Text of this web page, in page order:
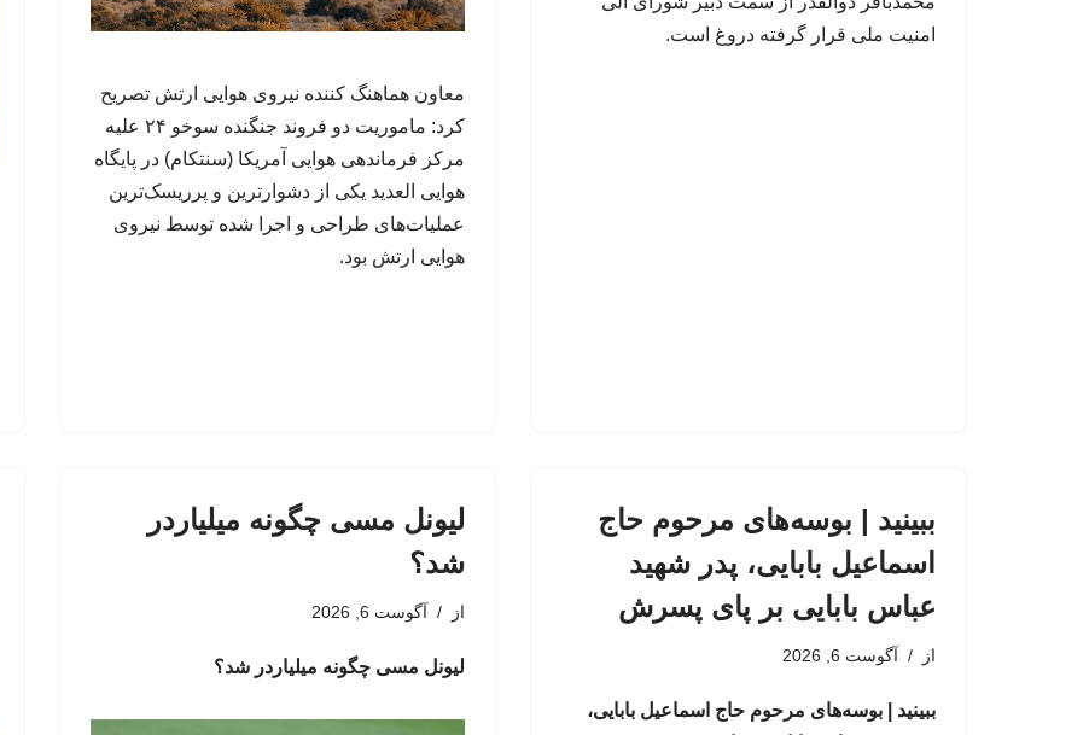
امنیت ملی قرار گرفته دروغ است.
معاون هماهنگ کننده نیروی هوایی ارتش تصریح
کرد: ماموریت دو فروند جنگنده سوخو ۲۴ علیه
مرکز فرماندهی هوایی آمریکا (سنتکام) در پایگاه
هوایی العدید یکی از دشوارترین و پرریسک‌ترین
عملیات‌های طراحی و اجرا شده توسط نیروی
هوایی ارتش بود.
ببینید | بوسه‌های مرحوم حاج
اسماعیل بابایی، پدر شهید
عباس بابایی بر پای پسرش
از آگوست 6, 2026
ببینید | بوسه‌های مرحوم حاج اسماعیل بابایی،
لیونل مسی چگونه میلیاردر
شد؟
از آگوست 6, 2026
لیونل مسی چگونه میلیاردر شد؟